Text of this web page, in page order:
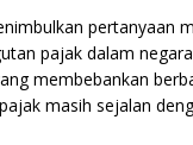
pertanyaan
pajak dalam
membebankan
masih sejalan